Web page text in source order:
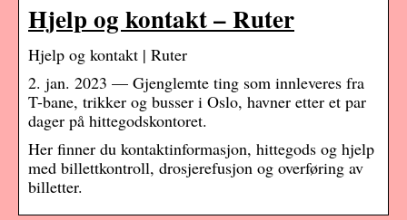
Hjelp og kontakt – Ruter
Hjelp og kontakt | Ruter
2. jan. 2023 — Gjenglemte ting som innleveres fra
T-bane, trikker og busser i Oslo, havner etter et par
dager på hittegodskontoret.
Her finner du kontaktinformasjon, hittegods og hjelp
med billettkontroll, drosjerefusjon og overføring av
billetter.